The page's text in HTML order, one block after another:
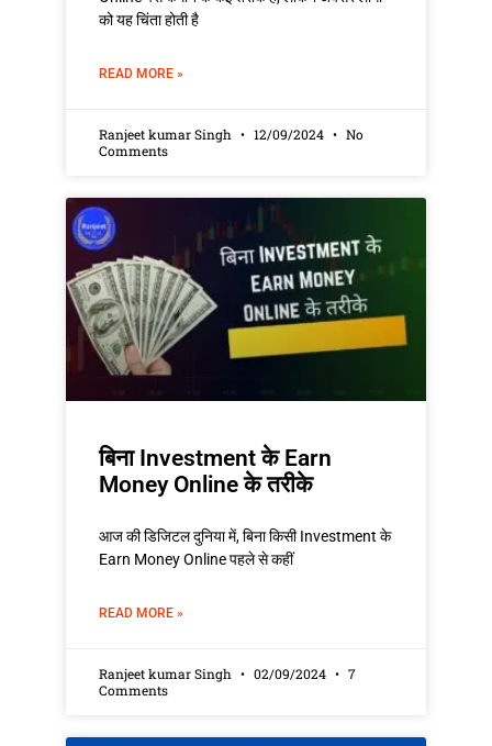
को यह चिंता होती है
READ MORE »
Ranjeet kumar Singh 12/09/2024
No
Comments
बिना Investment के Earn
Money Online के तरीके
आज की डिजिटल दुनिया में, बिना किसी Investment के
Earn Money Online पहले से कहीं
READ MORE »
Ranjeet kumar Singh 02/09/2024
7
Comments